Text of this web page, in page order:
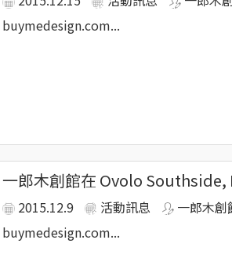
環保家具、護木油、自然木材、台灣原
，親近自然。
日本檜木， 取代來源不明的木材，
，一郎木創為了讓木頭能從樹到木
buymedesign.com...
一郎木創館在 Ovolo Southside,
2015.12.9 活動訊息
一郎木創
buymedesign.com...